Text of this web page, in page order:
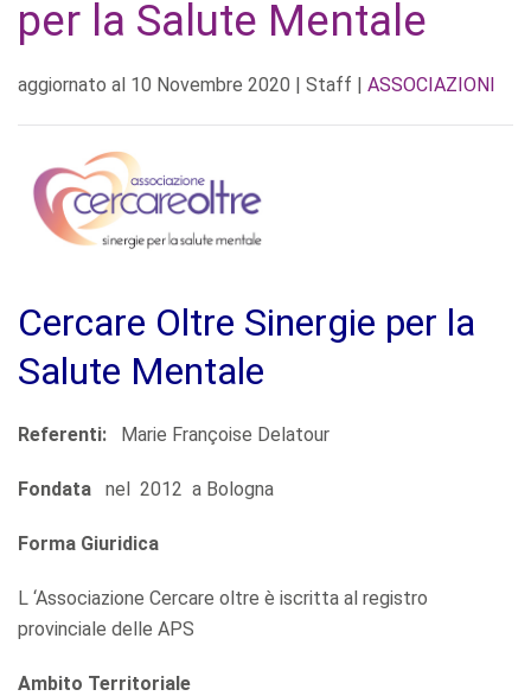
per la Salute Mentale
aggiornato al 10 Novembre 2020 | Staff | ASSOCIAZIONI
Cercare Oltre Sinergie per la
Salute Mentale
Referenti: Marie Françoise Delatour
Fondata nel 2012 a Bologna
Forma Giuridica
L ‘Associazione Cercare oltre è iscritta al registro
provinciale delle APS
Ambito Territoriale